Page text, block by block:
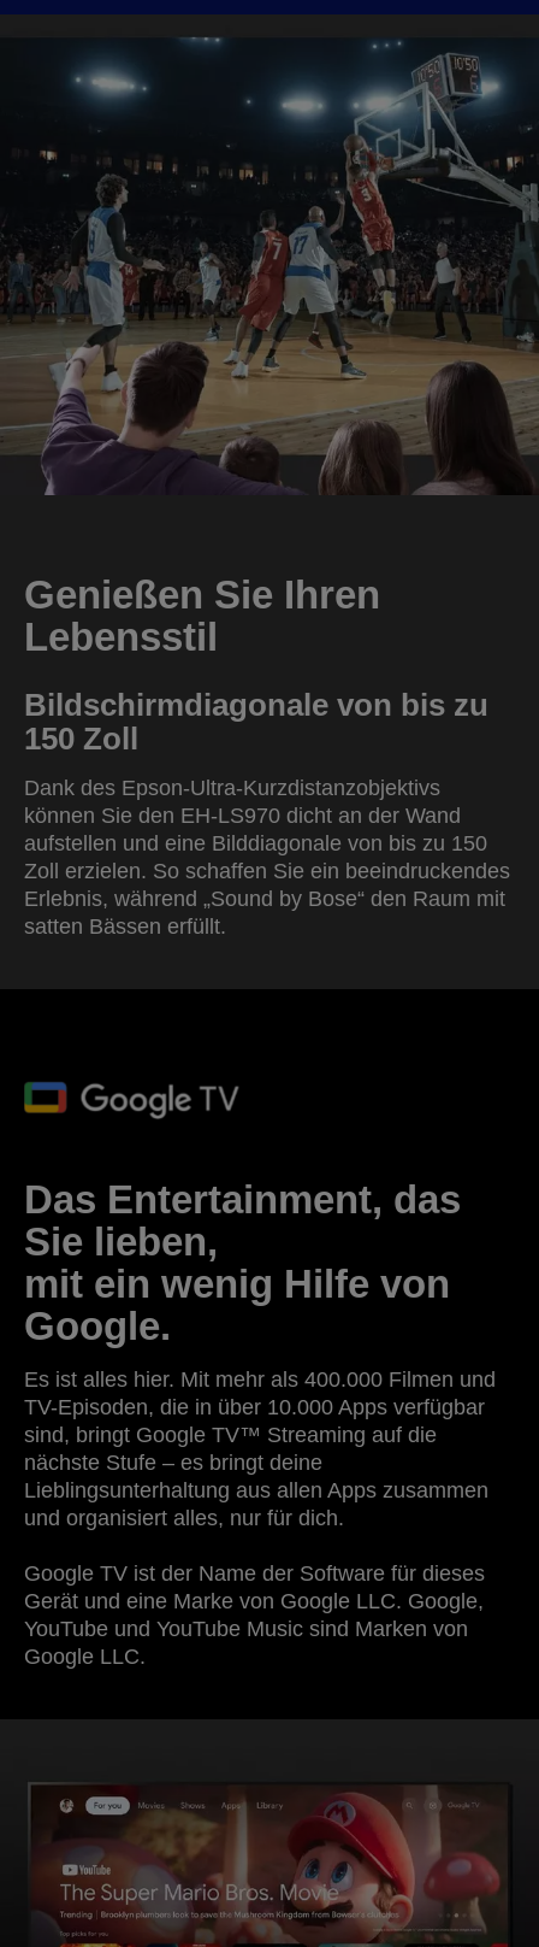
Genießen Sie Ihren
Lebensstil
Bildschirmdiagonale von bis zu
150 Zoll
Dank des Epson-Ultra-Kurzdistanzobjektivs
können Sie den EH-LS970 dicht an der Wand
aufstellen und eine Bilddiagonale von bis zu 150
Zoll erzielen. So schaffen Sie ein beeindruckendes
Erlebnis, während „Sound by Bose“ den Raum mit
satten Bässen erfüllt.
Das Entertainment, das
Sie lieben,
mit ein wenig Hilfe von
Google.
Es ist alles hier. Mit mehr als 400.000 Filmen und
TV-Episoden, die in über 10.000 Apps verfügbar
sind, bringt Google TV™ Streaming auf die
nächste Stufe – es bringt deine
Lieblingsunterhaltung aus allen Apps zusammen
und organisiert alles, nur für dich.
Google TV ist der Name der Software für dieses
Gerät und eine Marke von Google LLC. Google,
YouTube und YouTube Music sind Marken von
Google LLC.